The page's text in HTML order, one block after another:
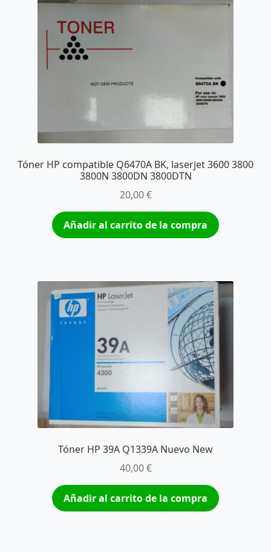
Tóner HP compatible Q6470A BK, laserjet 3600 3800
3800N 3800DN 3800DTN
20,00€
Añadir al carrito de la compra
Tóner HP 39A Q1339A Nuevo New
40,00€
Añadir al carrito de la compra